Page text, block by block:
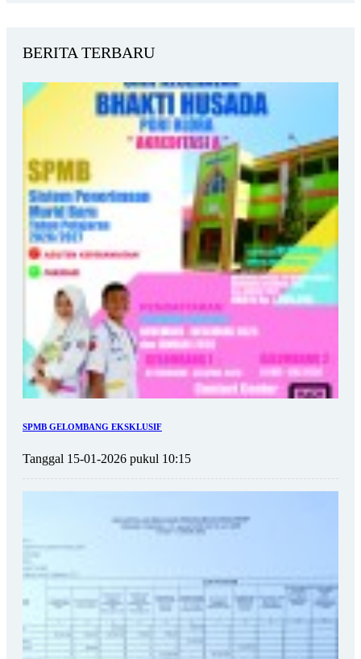
BERITA TERBARU
SPMB GELOMBANG EKSKLUSIF
Tanggal 15-01-2026 pukul 10:15